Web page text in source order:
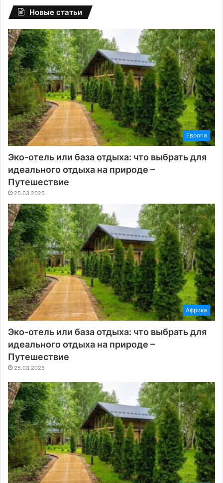
Новые статьи
Европа
Эко-отель или база отдыха: что выбрать для
идеального отдыха на природе –
Путешествие
25.03.2025
Африка
Эко-отель или база отдыха: что выбрать для
идеального отдыха на природе –
Путешествие
25.03.2025